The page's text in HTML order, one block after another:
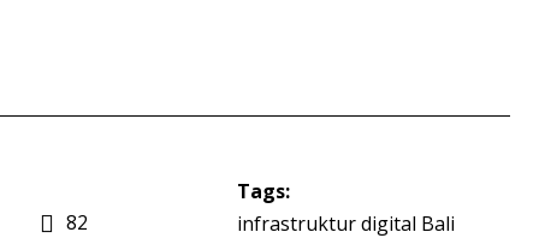
82
Tags:
infrastruktur digital Bali